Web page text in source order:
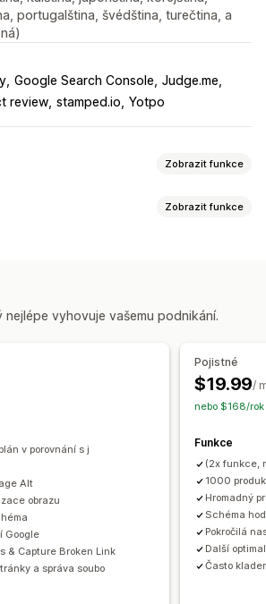
portugalština, švédština, turečtina, a
Google Search Console Judge.me
review stamped.io Yotpo
Zobrazit funkce
Meta tagy Strukturovaná data
umělé inteligence
Vykazování
Užitečné informace a tipy
Analýza rychlosti
Analýza odkazů
webu
Zobrazit funkce
vyhovuje vašemu podnikání.
v porovnání s j
Alt
obrazu
Google
& Capture Broken Link
a správa soubo
Pojistné
$19.99/
nebo $168/
Funkce
(2x funkce,
1000
Hromadný
Schéma
Pokročilá
Další
Často